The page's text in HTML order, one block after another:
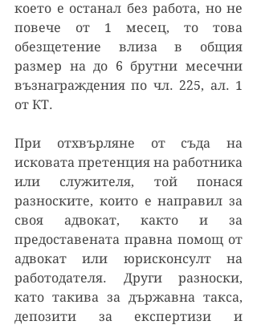
което е останал без работа, но не
повече от 1 месец, то това
обезщетение влиза в общия
размер на до 6 брутни месечни
възнаграждения по чл. 225, ал. 1
от КТ.
При отхвърляне от съда на
исковата претенция на работника
или служителя, той понася
разноските, които е направил за
своя адвокат, както и за
предоставената правна помощ от
адвокат или юрисконсулт на
работодателя. Други разноски,
като такива за държавна такса,
депозити за експертизи и